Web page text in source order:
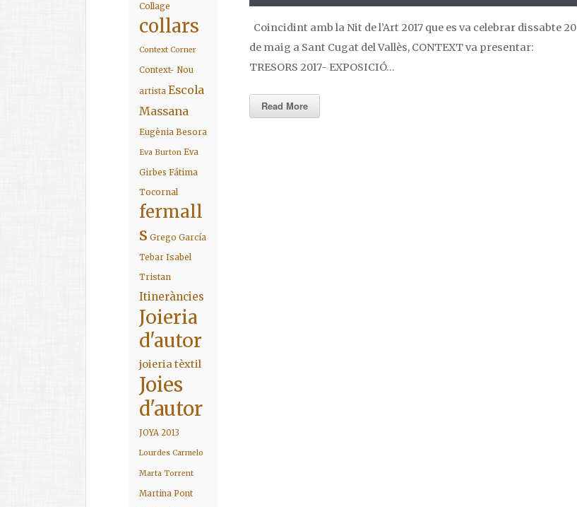
Collage
collars
Context Corner
Context- Nou
artista Escola
Massana
Eugènia Besora
Eva Burton Eva
Girbes Fátima
Tocornal
fermall
s Grego García
Tebar Isabel
Tristan
Itineràncies
Joieria
d'autor
joieria tèxtil
Joies
d'autor
JOYA 2013
Lourdes Carmelo
Marta Torrent
Martina Pont
Coincidint amb la Nit de l’Art 2017 que es va celebrar dissabte 20
de maig a Sant Cugat del Vallès, CONTEXT va presentar:
TRESORS 2017- EXPOSICIÓ…
Read More